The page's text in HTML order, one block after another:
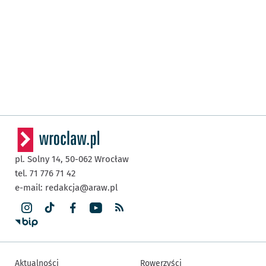
pl. Solny 14, 50-062 Wrocław
tel. 71 776 71 42
e-mail: redakcja@araw.pl
Aktualności Rowerzyści